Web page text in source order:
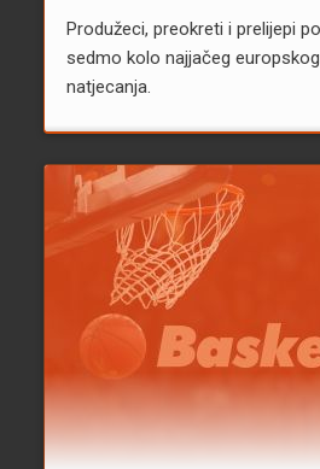
Produžeci, preokreti i prelijepi
sedmo kolo najjačeg
natjecanja.